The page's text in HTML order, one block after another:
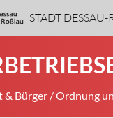
STADT DESSAU-
& Bürger /Ordnung